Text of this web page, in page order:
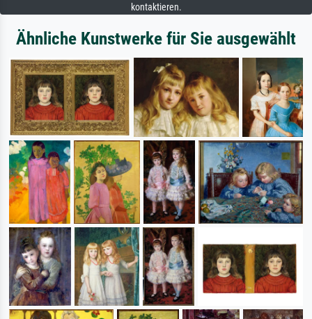
kontaktieren.
Ähnliche Kunstwerke für Sie ausgewählt